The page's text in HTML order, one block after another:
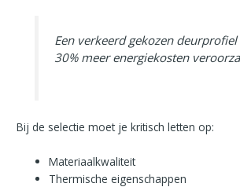
Een verkeerd gekozen
30% meer energiekosten
Bij de selectie moet je kritisch letten op:
Materiaalkwaliteit
Thermische eigenschappen